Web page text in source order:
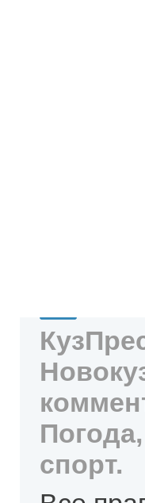
спорт.